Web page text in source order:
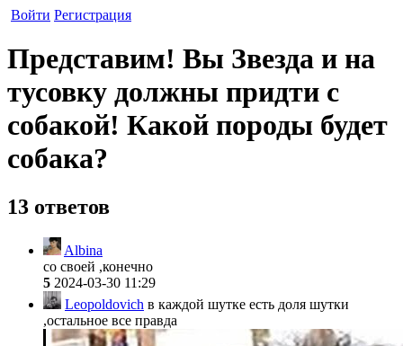
Войти Регистрация
Представим! Вы Звезда и на
тусовку должны придти с
собакой! Какой породы будет
собака?
13 ответов
Albina
со своей ,конечно
5 2024-03-30 11:29
Leopoldovich в каждой шутке есть доля шутки
,остальное все правда